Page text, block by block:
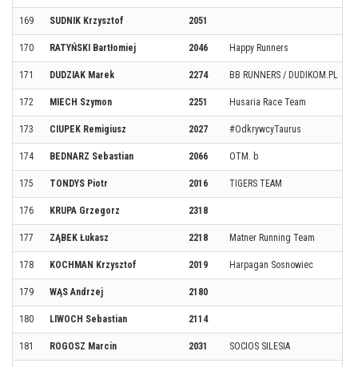
169 SUDNIK Krzysztof 2051
170 RATYŃSKI Bartłomiej 2046 Happy Runners
171 DUDZIAK Marek 2274 BB RUNNERS / DUDIKOM.PL
172 MIECH Szymon 2251 Husaria Race Team
173 CIUPEK Remigiusz 2027 #OdkrywcyTaurus
174 BEDNARZ Sebastian 2066 OTM. b
175 TONDYS Piotr 2016 TIGERS TEAM
176 KRUPA Grzegorz 2318
177 ZĄBEK Łukasz 2218 Matner Running Team
178 KOCHMAN Krzysztof 2019 Harpagan Sosnowiec
179 WĄS Andrzej 2180
180 LIWOCH Sebastian 2114
181 ROGOSZ Marcin 2031 SOCIOS SILESIA